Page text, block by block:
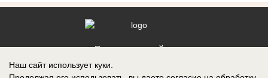
Реклама на сайте
Наш сайт использует куки.